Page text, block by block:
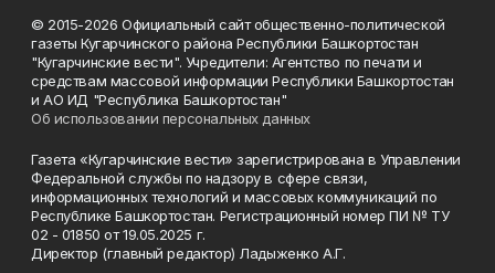
© 2015-2026 Официальный сайт общественно-политической
газеты Кугарчинского района Республики Башкортостан
"Кугарчинские вести". Учредители: Агентство по печати и
средствам массовой информации Республики Башкортостан
и АО ИД "Республика Башкортостан"
Об использовании персональных данных
Газета «Кугарчинские вести» зарегистрирована в Управлении
Федеральной службы по надзору в сфере связи,
информационных технологий и массовых коммуникаций по
Республике Башкортостан. Регистрационный номер ПИ № ТУ
02 - 01850 от 19.05.2025 г.
Директор (главный редактор) Ладыженко А.Г.